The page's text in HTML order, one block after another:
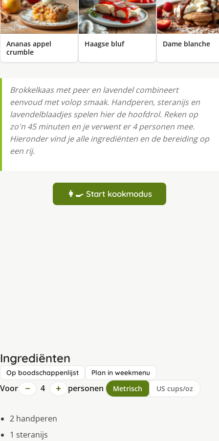
Ananas appel
crumble
Haagse bluf Dame blanche
Brokkelkaas met peer en lavendel combineert
eenvoud met volop smaak. Handperen, steranijs en
lavendelblaadjes spelen hier de hoofdrol. Reken op
zo'n 45 minuten en je verwent er 4 personen mee.
Hieronder vind je alle ingrediënten en de bereiding op
een rij.
👩‍🍳 Start kookmodus
Ingrediënten
Op boodschappenlijst Plan in weekmenu
Voor − 4 + personen Metrisch US cups/oz
2 handperen
1 steranijs